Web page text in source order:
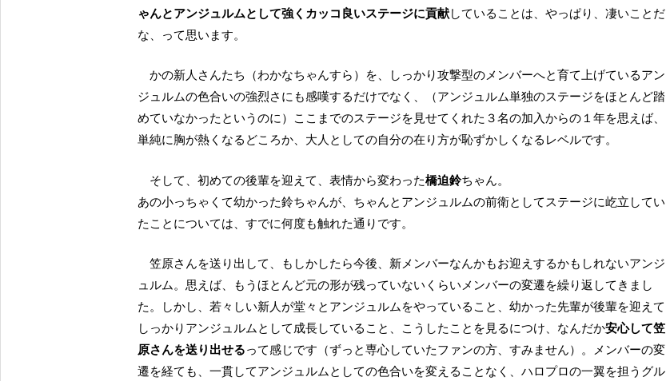
ゃんとアンジュルムとして強くカッコ良いステージに貢献していることは、やっぱり、凄いことだ
な、って思います。
かの新人さんたち（わかなちゃんすら）を、しっかり攻撃型のメンバーへと育て上げているアン
ジュルムの色合いの強烈さにも感嘆するだけでなく、（アンジュルム単独のステージをほとんど踏
めていなかったというのに）ここまでのステージを見せてくれた３名の加入からの１年を思えば、
単純に胸が熱くなるどころか、大人としての自分の在り方が恥ずかしくなるレベルです。
そして、初めての後輩を迎えて、表情から変わった橋迫鈴ちゃん。
あの小っちゃくて幼かった鈴ちゃんが、ちゃんとアンジュルムの前衛としてステージに屹立してい
たことについては、すでに何度も触れた通りです。
笠原さんを送り出して、もしかしたら今後、新メンバーなんかもお迎えするかもしれないアンジ
ュルム。思えば、もうほとんど元の形が残っていないくらいメンバーの変遷を繰り返してきまし
た。しかし、若々しい新人が堂々とアンジュルムをやっていること、幼かった先輩が後輩を迎えて
しっかりアンジュルムとして成長していること、こうしたことを見るにつけ、なんだか安心して笠
原さんを送り出せるって感じです（ずっと専心していたファンの方、すみません）。メンバーの変
遷を経ても、一貫してアンジュルムとしての色合いを変えることなく、ハロプロの一翼を担うグル